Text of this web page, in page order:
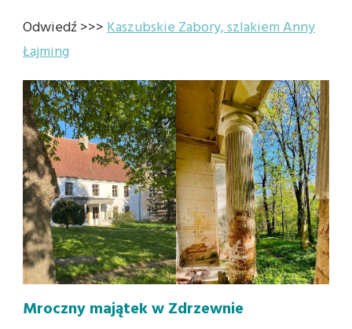
Odwiedź >>>Kaszubskie Zabory, szlakiem Anny
Łajming
Mroczny majątek w Zdrzewnie